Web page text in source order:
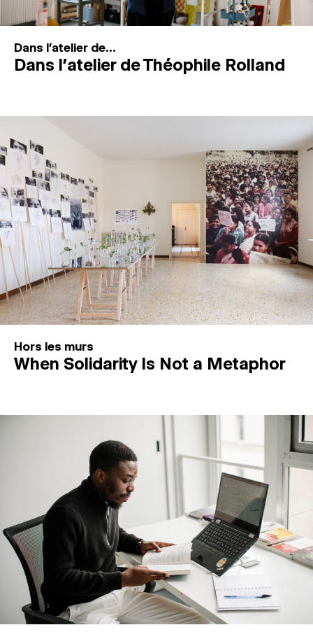
Dans l'atelier de...
Dans l’atelier de Théophile Rolland
Hors les murs
When Solidarity Is Not a Metaphor